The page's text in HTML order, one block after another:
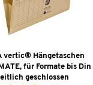
vertic® Hängetaschen
für Formate bis Din
geschlossen